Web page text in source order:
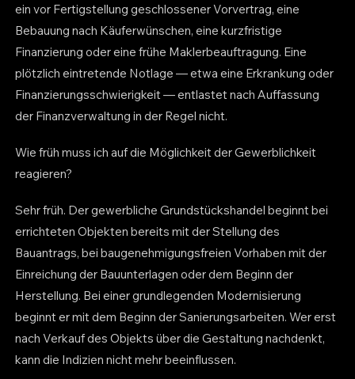
ein vor Fertigstellung geschlossener Vorvertrag, eine
Bebauung nach Käuferwünschen, eine kurzfristige
Finanzierung oder eine frühe Maklerbeauftragung. Eine
plötzlich eintretende Notlage — etwa eine Erkrankung oder
Finanzierungsschwierigkeit — entlastet nach Auffassung
der Finanzverwaltung in der Regel nicht.
Wie früh muss ich auf die Möglichkeit der Gewerblichkeit
reagieren?
Sehr früh. Der gewerbliche Grundstückshandel beginnt bei
errichteten Objekten bereits mit der Stellung des
Bauantrags, bei baugenehmigungsfreien Vorhaben mit der
Einreichung der Bauunterlagen oder dem Beginn der
Herstellung. Bei einer grundlegenden Modernisierung
beginnt er mit dem Beginn der Sanierungsarbeiten. Wer erst
nach Verkauf des Objekts über die Gestaltung nachdenkt,
kann die Indizien nicht mehr beeinflussen.